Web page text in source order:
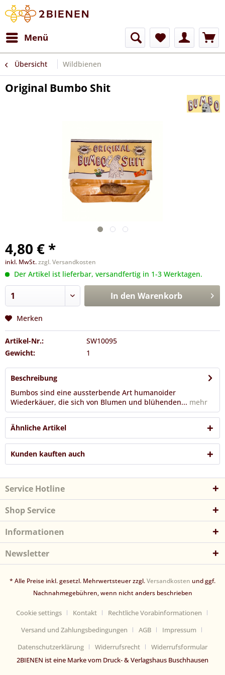
Menü
Übersicht Wildbienen
Original Bumbo Shit
4,80 € *
inkl. MwSt.zzgl. Versandkosten
Der Artikel ist lieferbar, versandfertig in 1-3 Werktagen.
In den Warenkorb
Merken
Artikel-Nr.:
SW10095
Gewicht:
1
Beschreibung
Bumbos sind eine aussterbende Art humanoider
Wiederkäuer, die sich von Blumen und blühenden... mehr
Ähnliche Artikel
Kunden kauften auch
Service Hotline
Shop Service
Informationen
Newsletter
* Alle Preise inkl. gesetzl. Mehrwertsteuer zzgl.Versandkosten und ggf.
Nachnahmegebühren, wenn nicht anders beschrieben
Cookie settings Kontakt
Rechtliche Vorabinformationen
Versand und Zahlungsbedingungen
AGB
Impressum
Datenschutzerklärung
Widerrufsrecht
Widerrufsformular
2BIENEN ist eine Marke vom Druck- & Verlagshaus Buschhausen